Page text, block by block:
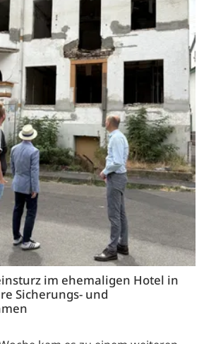
im ehemaligen Hotel in
Sicherungs- und